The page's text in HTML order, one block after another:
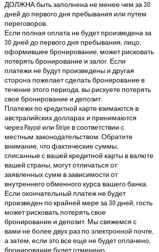
ДОЛЖНА быть заполнена не менее чем за 30
дней до первого дня пребывания или путем
переговоров.
Если полная оплата не будет произведена за
30 дней до первого дня пребывания, лицо,
оформившее бронирование, может рисковать
потерять бронирование и залог. Если
платежи не будут произведены и другая
сторона пожелает сделать бронирование в
течение этого периода, вы рискуете потерять
свое бронирование и депозит.
Платежи по кредитной карте взимаются в
австралийских долларах и принимаются
через Paypal или Stripe в соответствии с
местным законодательством. Обратите
внимание, что фактические суммы,
списанные с вашей кредитной карты в валюте
вашей страны, могут отличаться от
заявленных сумм в зависимости от
внутреннего обменного курса вашего банка.
Если окончательный платеж не будет
произведен по крайней мере за 30 дней, гость
может рисковать потерять свое
бронирование и депозит. Мы свяжемся с
вами не более двух раз по электронной почте,
а затем, если это все еще не будет оплачено,